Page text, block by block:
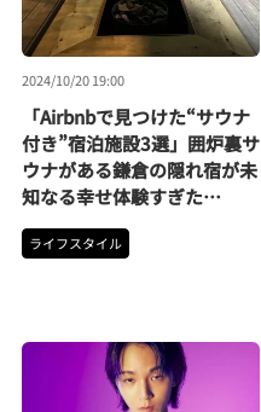
2024/10/20 19:00
「Airbnbで見つけた“サウナ
付き”宿泊施設3選」囲炉裏サ
ウナがある鎌倉の隠れ宿が未
知なる幸せ体験すぎた…
ライフスタイル